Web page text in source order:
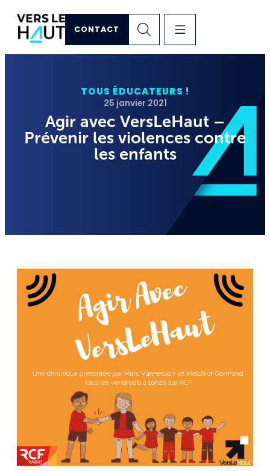
CONTACT
TOUS ÉDUCATEURS !
25 janvier 2021
Agir avec VersLeHaut –
Prévenir les violences contre
les enfants